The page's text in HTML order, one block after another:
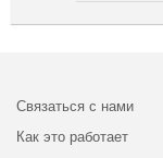
Связаться с нами
Как это работает